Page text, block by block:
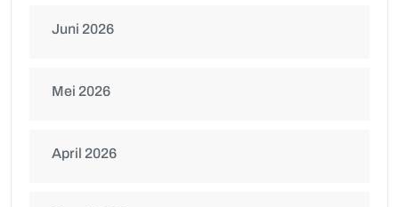
Juni 2026
Mei 2026
April 2026